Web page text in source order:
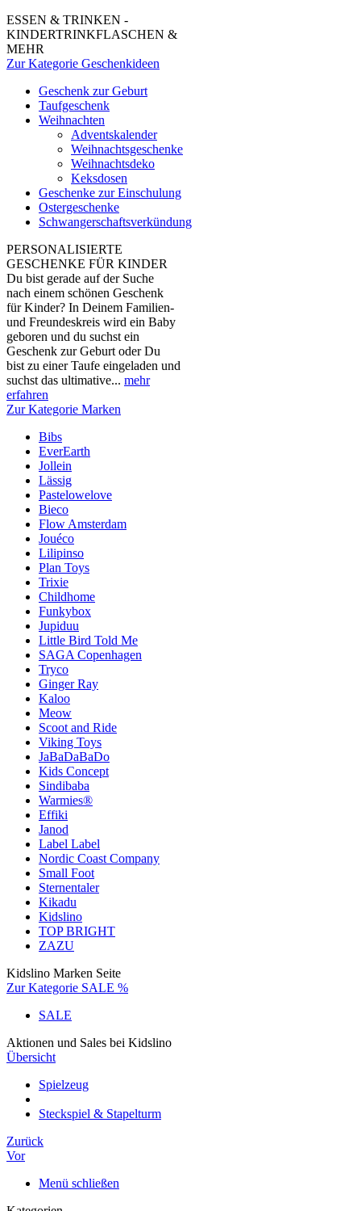
ESSEN & TRINKEN -
KINDERTRINKFLASCHEN &
MEHR
Zur Kategorie Geschenkideen
Geschenk zur Geburt
Taufgeschenk
Weihnachten
Adventskalender
Weihnachtsgeschenke
Weihnachtsdeko
Keksdosen
Geschenke zur Einschulung
Ostergeschenke
Schwangerschaftsverkündung
PERSONALISIERTE
GESCHENKE FÜR KINDER
Du bist gerade auf der Suche
nach einem schönen Geschenk
für Kinder? In Deinem Familien-
und Freundeskreis wird ein Baby
geboren und du suchst ein
Geschenk zur Geburt oder Du
bist zu einer Taufe eingeladen und
suchst das ultimative... mehr
erfahren
Zur Kategorie Marken
Bibs
EverEarth
Jollein
Lässig
Pastelowelove
Bieco
Flow Amsterdam
Jouéco
Lilipinso
Plan Toys
Trixie
Childhome
Funkybox
Jupiduu
Little Bird Told Me
SAGA Copenhagen
Tryco
Ginger Ray
Kaloo
Meow
Scoot and Ride
Viking Toys
JaBaDaBaDo
Kids Concept
Sindibaba
Warmies®
Effiki
Janod
Label Label
Nordic Coast Company
Small Foot
Sternentaler
Kikadu
Kidslino
TOP BRIGHT
ZAZU
Kidslino Marken Seite
Zur Kategorie SALE %
SALE
Aktionen und Sales bei Kidslino
Übersicht
Spielzeug
Steckspiel & Stapelturm
Zurück
Vor
Menü schließen